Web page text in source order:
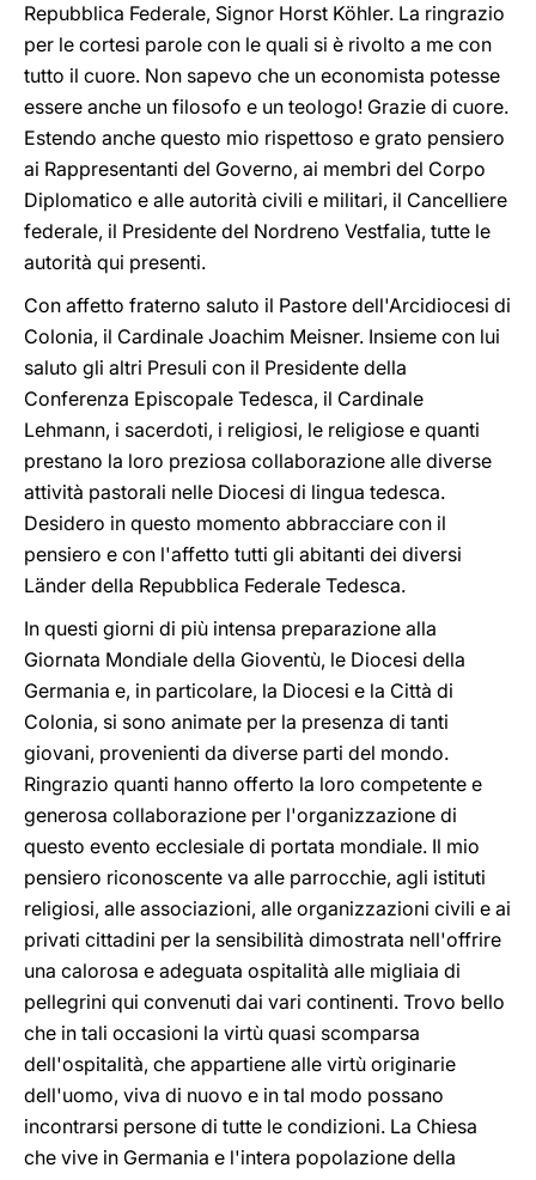
Repubblica Federale, Signor Horst Köhler. La ringrazio
per le cortesi parole con le quali si è rivolto a me con
tutto il cuore. Non sapevo che un economista potesse
essere anche un filosofo e un teologo! Grazie di cuore.
Estendo anche questo mio rispettoso e grato pensiero
ai Rappresentanti del Governo, ai membri del Corpo
Diplomatico e alle autorità civili e militari, il Cancelliere
federale, il Presidente del Nordreno Vestfalia, tutte le
autorità qui presenti.
Con affetto fraterno saluto il Pastore dell'Arcidiocesi di
Colonia, il Cardinale Joachim Meisner. Insieme con lui
saluto gli altri Presuli con il Presidente della
Conferenza Episcopale Tedesca, il Cardinale
Lehmann, i sacerdoti, i religiosi, le religiose e quanti
prestano la loro preziosa collaborazione alle diverse
attività pastorali nelle Diocesi di lingua tedesca.
Desidero in questo momento abbracciare con il
pensiero e con l'affetto tutti gli abitanti dei diversi
Länder della Repubblica Federale Tedesca.
In questi giorni di più intensa preparazione alla
Giornata Mondiale della Gioventù, le Diocesi della
Germania e, in particolare, la Diocesi e la Città di
Colonia, si sono animate per la presenza di tanti
giovani, provenienti da diverse parti del mondo.
Ringrazio quanti hanno offerto la loro competente e
generosa collaborazione per l'organizzazione di
questo evento ecclesiale di portata mondiale. Il mio
pensiero riconoscente va alle parrocchie, agli istituti
religiosi, alle associazioni, alle organizzazioni civili e ai
privati cittadini per la sensibilità dimostrata nell'offrire
una calorosa e adeguata ospitalità alle migliaia di
pellegrini qui convenuti dai vari continenti. Trovo bello
che in tali occasioni la virtù quasi scomparsa
dell'ospitalità, che appartiene alle virtù originarie
dell'uomo, viva di nuovo e in tal modo possano
incontrarsi persone di tutte le condizioni. La Chiesa
che vive in Germania e l'intera popolazione della